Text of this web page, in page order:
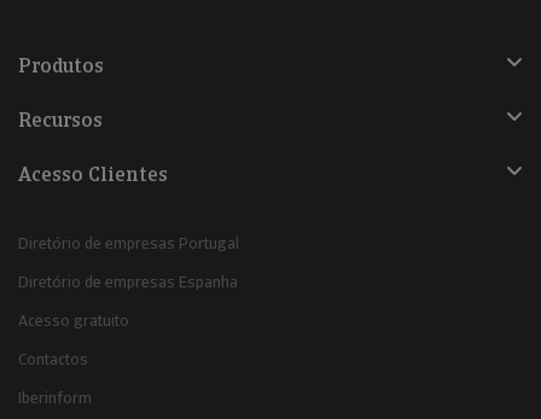
Produtos
Recursos
Acesso Clientes
Diretório de empresas Portugal
Diretório de empresas Espanha
Acesso gratuito
Contactos
Iberinform